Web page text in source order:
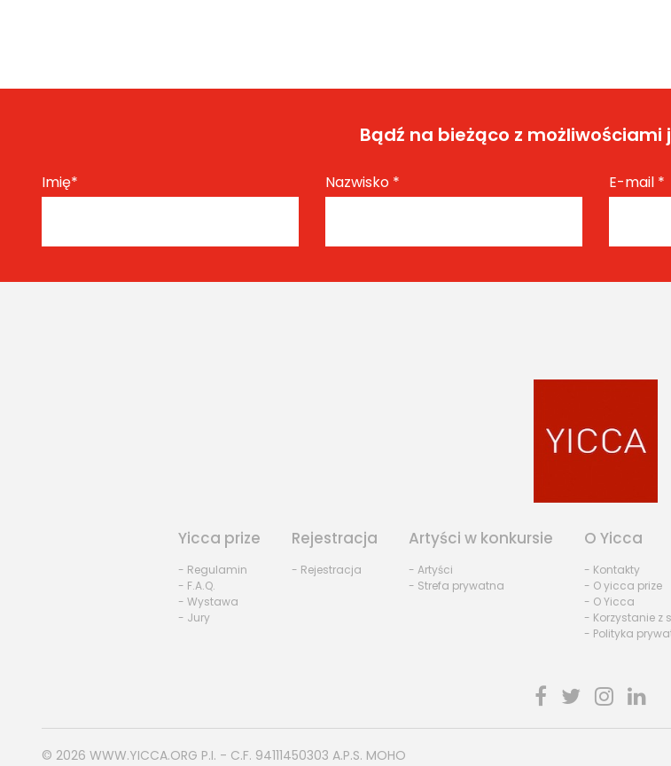
Bądź na bieżąco z możliwościami
Imię* Nazwisko * E-mail *
Yicca prize
- Regulamin
- F.A.Q.
- Wystawa
- Jury
Rejestracja
- Rejestracja
Artyści w konkursie
- Artyści
- Strefa prywatna
O Yicca
- Kontakty
- O yicca prize
- O Yicca
- Korzystanie z
- Polityka
© 2026 WWW.YICCA.ORG P.I. - C.F. 94111450303 A.P.S. MOHO